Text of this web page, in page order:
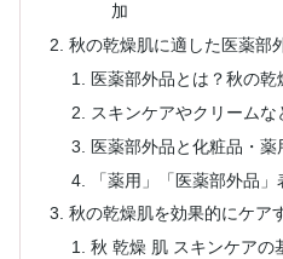
加
秋の乾燥肌に適した医薬部
医薬部外品とは？秋の乾
スキンケアやクリーム
医薬部外品と化粧品・
「薬用」「医薬部外品
秋の乾燥肌を効果的にケア
秋 乾燥 肌 スキンケアの